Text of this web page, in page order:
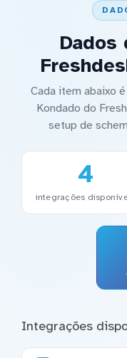
Dados
Cada item abaixo
Kondado do
setup de
4
integrações
Integrações